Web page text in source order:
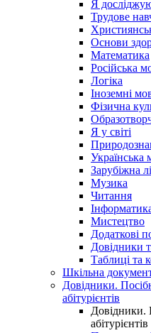
Я
Трудове
Основи
Математика
Російська
Логіка
Іноземні
Фізична
Я у світі
Українська
Зарубіжна
Музика
Читання
Мистецтво
Додаткові
Довідники
Таблиці та
Шкільна
Довідники.
абітурієнтів
Довідники.
абітурієнтів